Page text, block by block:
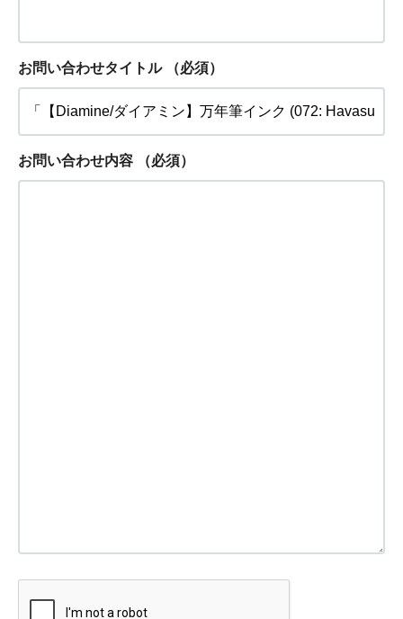
お問い合わせタイトル （必須）
お問い合わせ内容 （必須）